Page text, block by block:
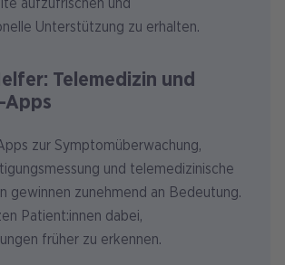
aufzufrischen und
Unterstützung zu erhalten.
Telemedizin und
Apps
zur Symptomüberwachung,
und telemedizinische
gewinnen zunehmend an Bedeutung.
Patient:innen dabei,
früher zu erkennen.